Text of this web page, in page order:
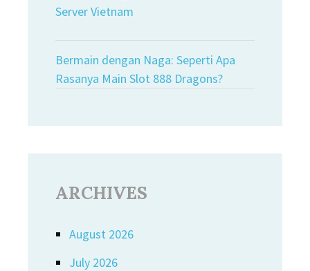
Server Vietnam
Bermain dengan Naga: Seperti Apa
Rasanya Main Slot 888 Dragons?
ARCHIVES
August 2026
July 2026